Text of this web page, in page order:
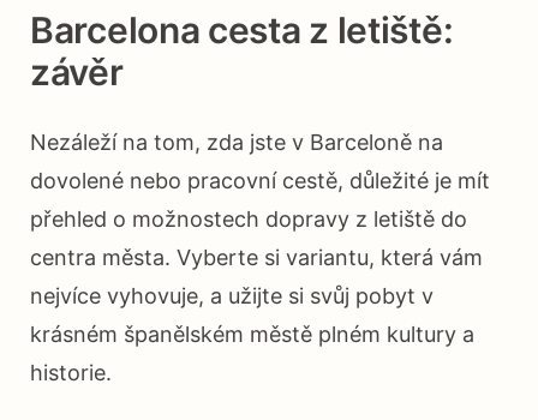
Barcelona cesta z letiště:
závěr
Nezáleží na tom, zda jste v Barceloně na
dovolené nebo pracovní cestě, důležité je mít
přehled o možnostech dopravy z letiště do
centra města. Vyberte si variantu, která vám
nejvíce vyhovuje, a užijte si svůj pobyt v
krásném španělském městě plném kultury a
historie.